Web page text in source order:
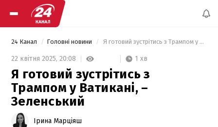
24 Канал Головні новини Я готовий зустрітись з Трампом у Ватикані, – Зеленський
22 квітня 2025, 20:08 1 хв
Я готовий зустрітись з
Трампом у Ватикані, –
Зеленський
Ірина Марціяш